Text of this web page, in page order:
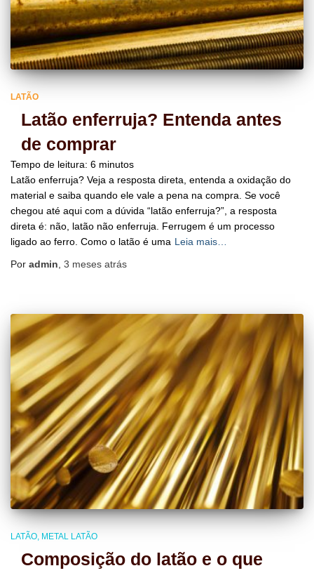
LATÃO
Latão enferruja? Entenda antes
de comprar
Tempo de leitura: 6 minutos
Latão enferruja? Veja a resposta direta, entenda a oxidação do
material e saiba quando ele vale a pena na compra. Se você
chegou até aqui com a dúvida “latão enferruja?”, a resposta
direta é: não, latão não enferruja. Ferrugem é um processo
ligado ao ferro. Como o latão é uma Leia mais…
Por admin 3 meses atrás
LATÃO METAL LATÃO
Composição do latão e o que